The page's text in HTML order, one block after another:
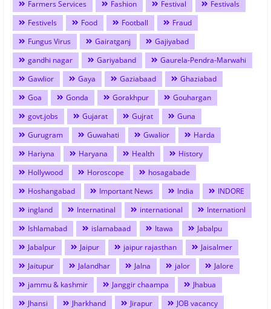
Farmers Services Fashion Festival
Festivals
Festivels
Food Football
Fraud
Fungus Virus
Gairatganj
Gajiyabad
gandhi nagar
Gariyaband
Gaurela-Pendra-Marwahi
Gawlior
Gaya Gaziabaad
Ghaziabad
Goa
Gonda Gorakhpur
Gouhargan
govt.jobs
Gujarat Gujrat
Guna
Gurugram
Guwahati Gwalior
Harda
Hariyna
Haryana Health
History
Hollywood
Horoscope
hosagabade
Hoshangabad
Important News India
INDORE
ingland
Internatinal international
Internationl
Ishlamabad
islamabaad Itawa
Jabalpu
Jabalpur
Jaipur jaipur rajasthan
Jaisalmer
Jaitupur
Jalandhar Jalna jalor
Jalore
jammu & kashmir
Janggir chaampa
Jhabua
Jhansi
Jharkhand Jirapur
JOB vacancy